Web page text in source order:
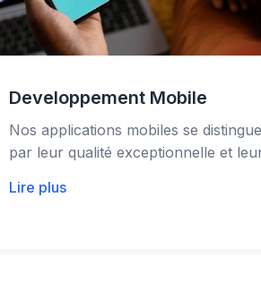
Developpement Mobile
Nos applications mobiles se
par leur qualité exceptionnelle et
Lire plus